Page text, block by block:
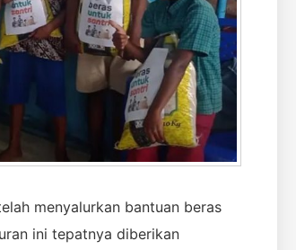
menyalurkan bantuan beras
ini tepatnya diberikan